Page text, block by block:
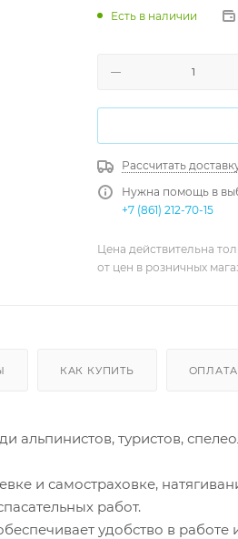
Есть в наличии
Рассчитать
Нужна помощь в
+7 (861) 212-70-15
Цена действительна
от цен в розничных
КАК КУПИТЬ ОПЛАТА
туристов,
и самостраховке,
работ.
удобство в работе